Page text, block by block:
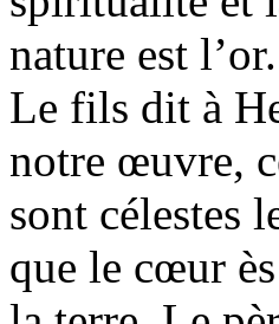
nature est l’or.
Le fils dit à
notre œuvre,
sont célestes
que le cœur